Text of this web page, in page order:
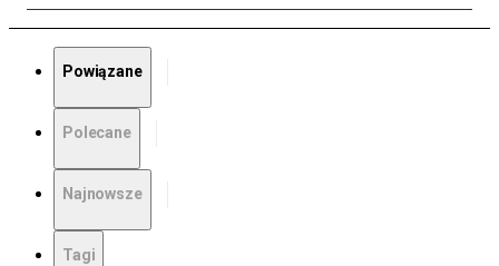
Powiązane
Polecane
Najnowsze
Tagi